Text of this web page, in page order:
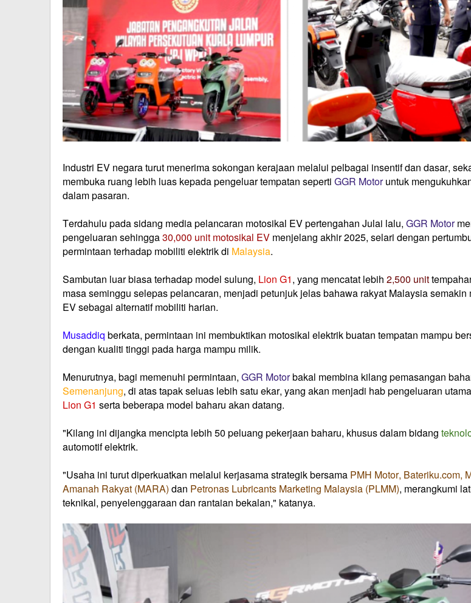
Industri EV negara turut menerima sokongan kerajaan melalui pelbagai insentif dan dasar,
membuka ruang lebih luas kepada pengeluar tempatan seperti GGR Motoruntuk
dalam pasaran.
Terdahulu pada sidang media pelancaran motosikal EV pertengahan Julai lalu, GGR Motor
pengeluaran sehingga30,000 unit motosikal EV menjelang akhir 2025, selari dengan
permintaan terhadap mobiliti elektrik di Malaysia.
Sambutan luar biasa terhadap model sulung, Lion G1, yang mencatat lebih 2,500 unit
masa seminggu selepas pelancaran, menjadi petunjuk jelas bahawa rakyat Malaysia semakin
EV sebagai alternatif mobiliti harian.
Musaddiq berkata, permintaan ini membuktikan motosikal elektrik buatan tempatan mampu
dengan kualiti tinggi pada harga mampu milik.
Menurutnya, bagi memenuhi permintaan, GGR Motorbakal membina kilang pemasangan
Semenanjung, di atas tapak seluas lebih satu ekar, yang akan menjadi hab pengeluaran
Lion G1 serta beberapa model baharu akan datang.
"Kilang ini dijangka mencipta lebih 50 peluang pekerjaan baharu, khusus dalam bidang
automotif elektrik.
"Usaha ini turut diperkuatkan melalui kerjasama strategik bersama PMH Motor, Bateriku.com,
Amanah Rakyat (MARA) dan Petronas Lubricants Marketing Malaysia (PLMM), merangkumi
teknikal, penyelenggaraan dan rantaian bekalan," katanya.